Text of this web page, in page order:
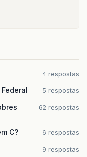
4 respostas
5 respostas
62 respostas
C? 6 respostas
9 respostas